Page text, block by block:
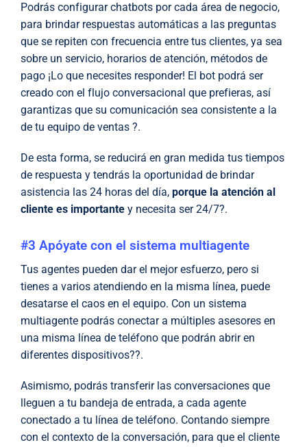
Podrás configurar chatbots por cada área de negocio,
para brindar respuestas automáticas a las preguntas
que se repiten con frecuencia entre tus clientes, ya sea
sobre un servicio, horarios de atención, métodos de
pago ¡Lo que necesites responder! El bot podrá ser
creado con el flujo conversacional que prefieras, así
garantizas que su comunicación sea consistente a la
de tu equipo de ventas ?.
De esta forma, se reducirá en gran medida tus tiempos
de respuesta y tendrás la oportunidad de brindar
asistencia las 24 horas del día, porque la atención al
cliente es importante y necesita ser 24/7?.
#3 Apóyate con el sistema multiagente
Tus agentes pueden dar el mejor esfuerzo, pero si
tienes a varios atendiendo en la misma línea, puede
desatarse el caos en el equipo. Con un sistema
multiagente podrás conectar a múltiples asesores en
una misma línea de teléfono que podrán abrir en
diferentes dispositivos??.
Asimismo, podrás transferir las conversaciones que
lleguen a tu bandeja de entrada, a cada agente
conectado a tu línea de teléfono. Contando siempre
con el contexto de la conversación, para que el cliente